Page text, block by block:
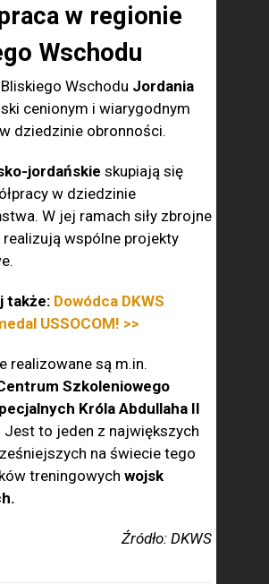
w regionie
Wschodu
Wschodu Jordania
cenionym i wiarygodnym
dziedzinie obronności.
jordańskie skupiają się
w dziedzinie
W jej ramach siły zbrojne
wspólne projekty
także: Dowódca DKWS
USSOCOM! >>
realizowane są m.in.
Szkoleniowego
Króla Abdullaha II
Jest to jeden z największych
na świecie tego
treningowych wojsk
Źródło: DKWS